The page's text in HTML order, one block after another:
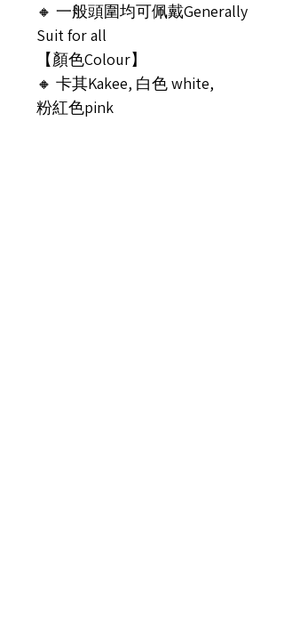
🔸 一般頭圍均可佩戴Generally
Suit for all
【顏色Colour】
🔸 卡其Kakee, 白色 white,
粉紅色pink